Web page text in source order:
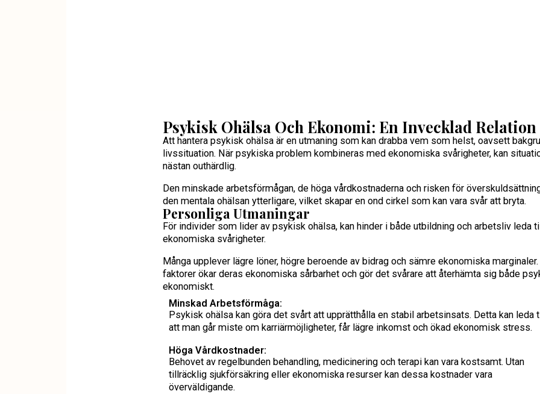
Psykisk Ohälsa Och Ekonomi: En Invecklad Relation
Att hantera psykisk ohälsa är en utmaning som kan drabba vem som helst, oavsett
livssituation. När psykiska problem kombineras med ekonomiska svårigheter, kan
nästan outhärdlig.
Den minskade arbetsförmågan, de höga vårdkostnaderna och risken för
den mentala ohälsan ytterligare, vilket skapar en ond cirkel som kan vara svår att bryta.
Personliga Utmaningar
För individer som lider av psykisk ohälsa, kan hinder i både utbildning och arbetsliv leda
ekonomiska svårigheter.
Många upplever lägre löner, högre beroende av bidrag och sämre ekonomiska
faktorer ökar deras ekonomiska sårbarhet och gör det svårare att återhämta sig både
ekonomiskt.
Minskad Arbetsförmåga:
Psykisk ohälsa kan göra det svårt att upprätthålla en stabil arbetsinsats. Detta kan leda
att man går miste om karriärmöjligheter, får lägre inkomst och ökad ekonomisk stress.
Höga Vårdkostnader:
Behovet av regelbunden behandling, medicinering och terapi kan vara kostsamt. Utan
tillräcklig sjukförsäkring eller ekonomiska resurser kan dessa kostnader vara
överväldigande.